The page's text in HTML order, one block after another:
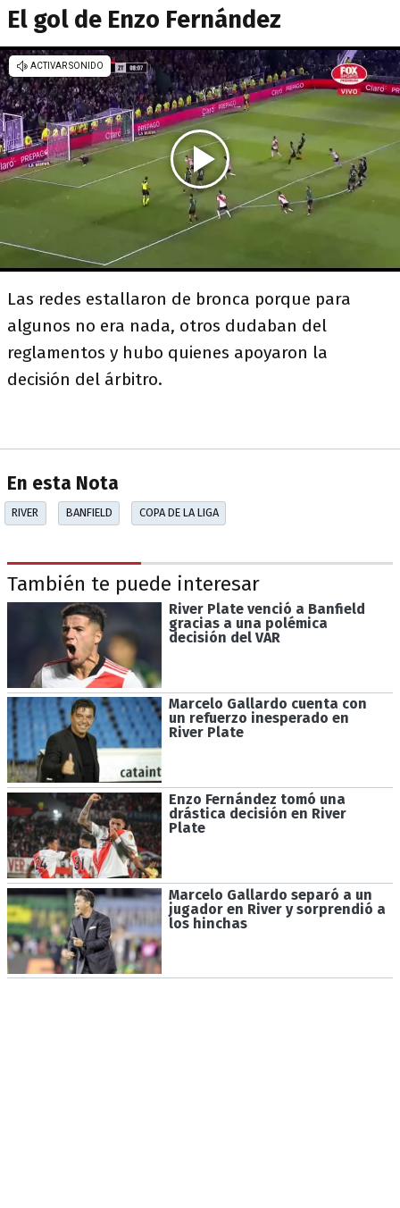
El gol de Enzo Fernández
Las redes estallaron de bronca porque para
algunos no era nada, otros dudaban del
reglamentos y hubo quienes apoyaron la
decisión del árbitro.
En esta Nota
RIVER BANFIELD COPA DE LA LIGA
También te puede interesar
River Plate venció a Banfield
gracias a una polémica
decisión del VAR
Marcelo Gallardo cuenta con
un refuerzo inesperado en
River Plate
Enzo Fernández tomó una
drástica decisión en River
Plate
Marcelo Gallardo separó a un
jugador en River y sorprendió a
los hinchas